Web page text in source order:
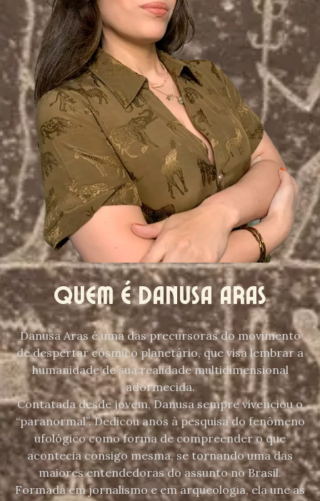
Quem é Danusa Aras
Danusa Aras é uma das precursoras do movimento
de despertar cósmico planetário, que visa lembrar a
humanidade de sua realidade multidimensional
adormecida.
Contatada desde jovem, Danusa sempre vivenciou o
“paranormal”. Dedicou anos à pesquisa do fenômeno
ufológico como forma de compreender o que
acontecia consigo mesma, se tornando uma das
maiores entendedoras do assunto no Brasil.
Formada em jornalismo e em arqueologia, ela une as